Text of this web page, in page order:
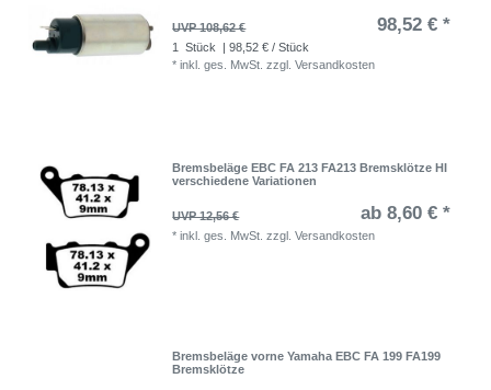
UVP 108,62 € 98,52 € *
1 Stück
| 98,52 € / Stück
*inkl. ges. MwSt. zzgl.Versandkosten
Bremsbeläge EBC FA 213 FA213 Bremsklötze HI
verschiedene Variationen
UVP 12,56 € ab 8,60 € *
*inkl. ges. MwSt. zzgl.Versandkosten
Bremsbeläge vorne Yamaha EBC FA 199 FA199
Bremsklötze